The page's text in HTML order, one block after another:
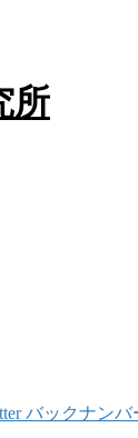
所
バックナンバ